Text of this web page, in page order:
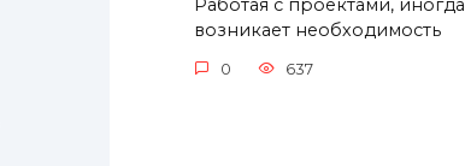
Работая с проектами, иногда
возникает необходимость
0 637